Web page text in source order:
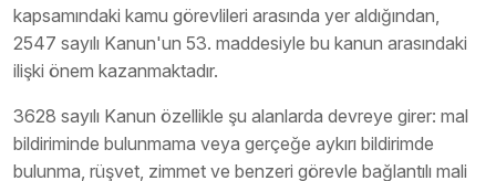
kapsamındaki kamu görevlileri arasında yer aldığından,
2547 sayılı Kanun'un 53. maddesiyle bu kanun arasındaki
ilişki önem kazanmaktadır.
3628 sayılı Kanun özellikle şu alanlarda devreye girer: mal
bildiriminde bulunmama veya gerçeğe aykırı bildirimde
bulunma, rüşvet, zimmet ve benzeri görevle bağlantılı mali